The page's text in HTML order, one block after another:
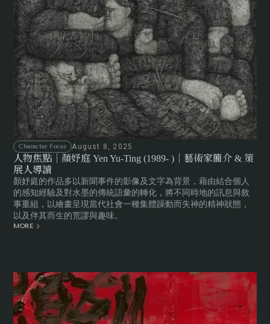
Character Focus August 8, 2025
人物焦點｜顏妤庭 Yen Yu-Ting (1989- )｜藝術家簡介 & 策
展人導讀
顏妤庭的作品多以新聞事件的影像及文字為背景，藉由結合個人
的感知經驗及對水墨的傳統語彙的轉化，將不同時地的訊息與敘
事重組，以繪畫呈現當代社會一種集體躁動而失神的精神狀態，
以及伴其而生的荒謬與趣味。
MORE